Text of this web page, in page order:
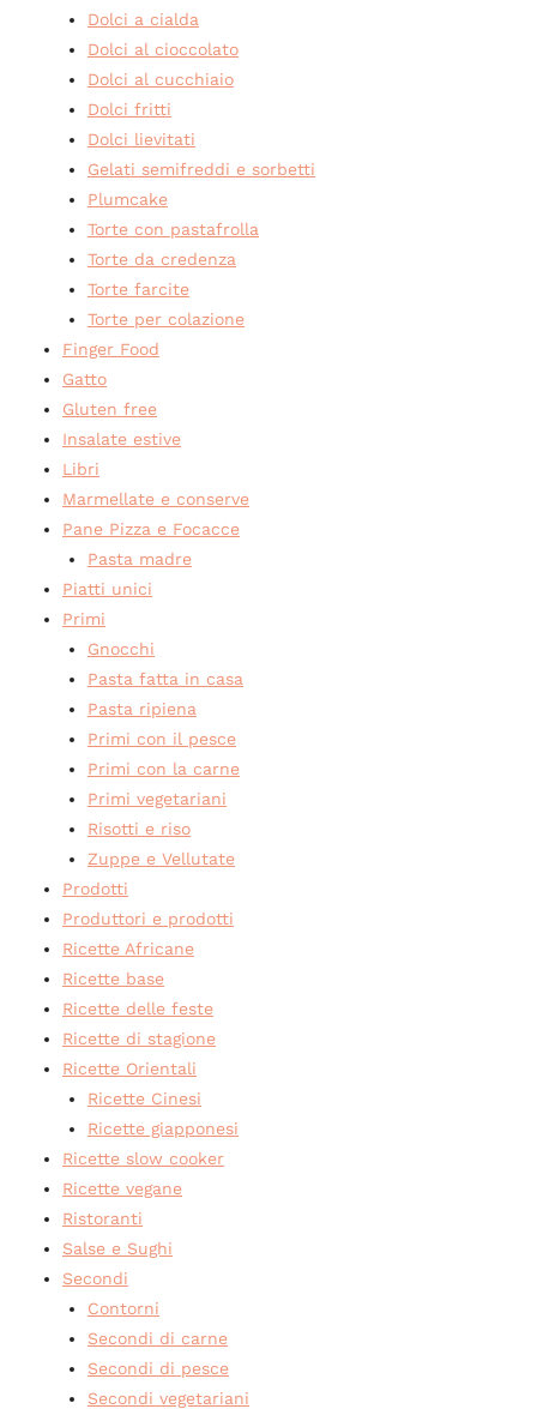
Dolci a cialda
Dolci al cioccolato
Dolci al cucchiaio
Dolci fritti
Dolci lievitati
Gelati semifreddi e sorbetti
Plumcake
Torte con pastafrolla
Torte da credenza
Torte farcite
Torte per colazione
Finger Food
Gatto
Gluten free
Insalate estive
Libri
Marmellate e conserve
Pane Pizza e Focacce
Pasta madre
Piatti unici
Primi
Gnocchi
Pasta fatta in casa
Pasta ripiena
Primi con il pesce
Primi con la carne
Primi vegetariani
Risotti e riso
Zuppe e Vellutate
Prodotti
Produttori e prodotti
Ricette Africane
Ricette base
Ricette delle feste
Ricette di stagione
Ricette Orientali
Ricette Cinesi
Ricette giapponesi
Ricette slow cooker
Ricette vegane
Ristoranti
Salse e Sughi
Secondi
Contorni
Secondi di carne
Secondi di pesce
Secondi vegetariani